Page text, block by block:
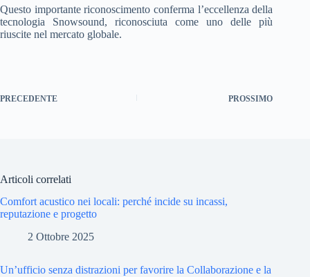
Questo importante riconoscimento conferma l’eccellenza della
tecnologia Snowsound, riconosciuta come uno delle più
riuscite nel mercato globale.
PRECEDENTE PROSSIMO
Articoli correlati
Comfort acustico nei locali: perché incide su incassi,
reputazione e progetto
2 Ottobre 2025
Un’ufficio senza distrazioni per favorire la Collaborazione e la